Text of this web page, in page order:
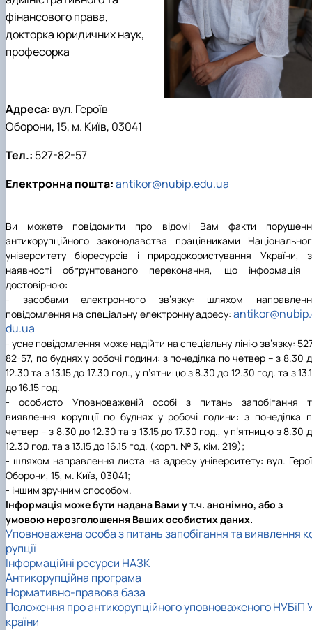
Проєкт «Розвиток лідерських навичок жінок
та мереж для забезпечення рівності у …
фінансового права,
докторка юридичних наук,
професорка
Адреса: вул. Героїв
Оборони, 15, м. Київ, 03041
Тел.: 527-82-57
Електронна пошта:antikor@nubip.edu.ua
Ви можете повідомити про відомі Вам факти
антикорупційного законодавства працівниками
університету біоресурсів і природокористування України,
наявності обґрунтованого переконання, що інформація
достовірною:
- засобами електронного зв’язку: шляхом
повідомлення на спеціальну електронну адресу:
du.ua
- усне повідомлення може надійти на спеціальну лінію зв’язку:
82-57, по буднях у робочі години: з понеділка по четвер – з 8.30
12.30 та з 13.15 до 17.30 год., у п’ятницю з 8.30 до 12.30 год. та з
до 16.15 год.
- особисто Уповноваженій особі з питань запобігання
виявлення корупції по буднях у робочі години: з понеділка
четвер – з 8.30 до 12.30 та з 13.15 до 17.30 год., у п’ятницю з 8.30
12.30 год. та з 13.15 до 16.15 год. (корп. № 3, кім. 219);
- шляхом направлення листа на адресу університету: вул.
Оборони, 15, м. Київ, 03041;
- іншим зручним способом.
Інформація може бути надана Вами у т.ч. анонімно, або з
умовою нерозголошення Ваших особистих даних.
Уповноважена особа з питань запобігання та виявлення
рупції
Інформаційні ресурси НАЗК
Антикорупційна програма
Нормативно-правова база
Положення про антикорупційного уповноваженого НУБіП
країни